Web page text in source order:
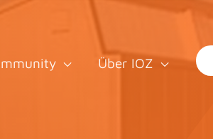
Über IOZ